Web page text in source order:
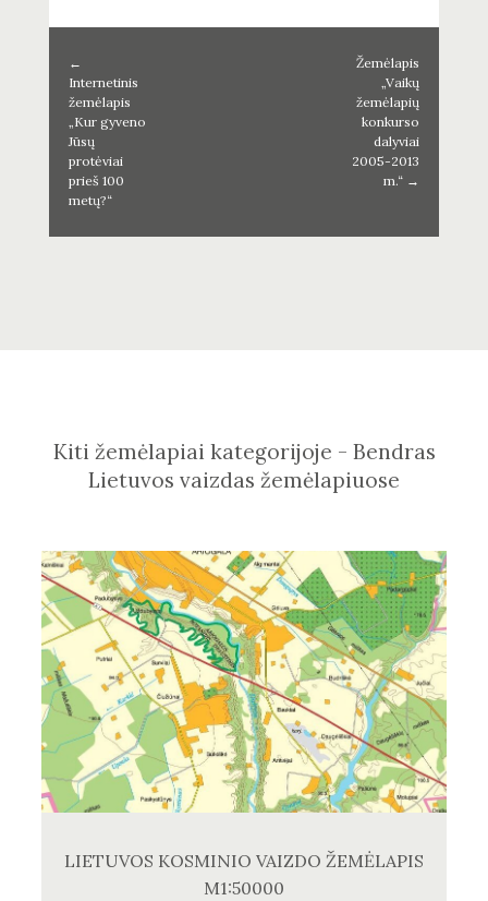
←
Internetinis
žemėlapis
„Kur gyveno
Jūsų
protėviai
prieš 100
metų?“
Žemėlapis
„Vaikų
žemėlapių
konkurso
dalyviai
2005-2013
m.“ →
Kiti žemėlapiai kategorijoje - Bendras
Lietuvos vaizdas žemėlapiuose
LIETUVOS KOSMINIO VAIZDO ŽEMĖLAPIS
M1:50000